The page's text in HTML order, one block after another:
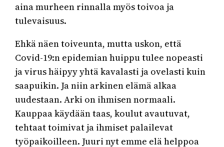
aina murheen rinnalla myös toivoa ja
tulevaisuus.
Ehkä näen toiveunta, mutta uskon, että
Covid-19:n epidemian huippu tulee nopeasti
ja virus häipyy yhtä kavalasti ja ovelasti kuin
saapuikin. Ja niin arkinen elämä alkaa
uudestaan. Arki on ihmisen normaali.
Kauppaa käydään taas, koulut avautuvat,
tehtaat toimivat ja ihmiset palailevat
työpaikoilleen. Juuri nyt emme elä helppoa